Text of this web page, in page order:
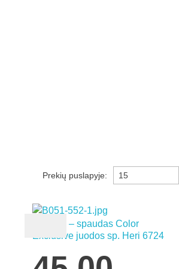
Prekių puslapyje:
Rašiklis – spaudas Color
Exclusive juodos sp. Heri 6724